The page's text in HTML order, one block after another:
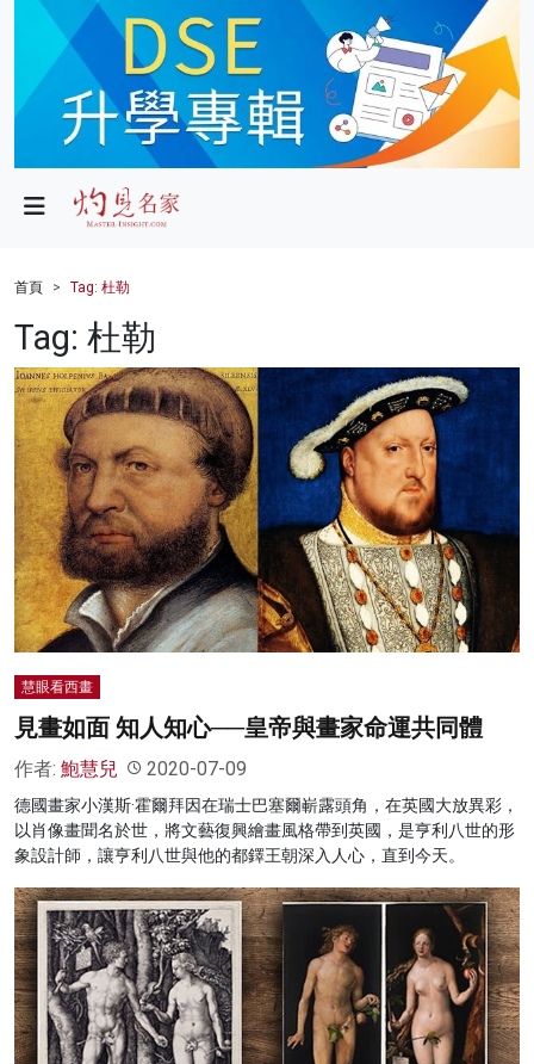
政局
財經
健康
商業
科技
影片
名家榜
灼見活動
首頁 Tag: 杜勒
Tag: 杜勒
慧眼看西畫
見畫如面 知人知心──皇帝與畫家命運共同體
作者: 鮑慧兒 2020-07-09
德國畫家小漢斯·霍爾拜因在瑞士巴塞爾嶄露頭角，在英國大放異彩，
以肖像畫聞名於世，將文藝復興繪畫風格帶到英國，是亨利八世的形
象設計師，讓亨利八世與他的都鐸王朝深入人心，直到今天。